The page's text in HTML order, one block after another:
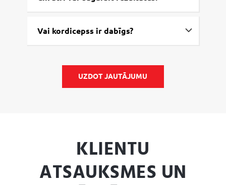
Vai kordicepss ir dabīgs?
UZDOT JAUTĀJUMU
KLIENTU
ATSAUKSMES UN